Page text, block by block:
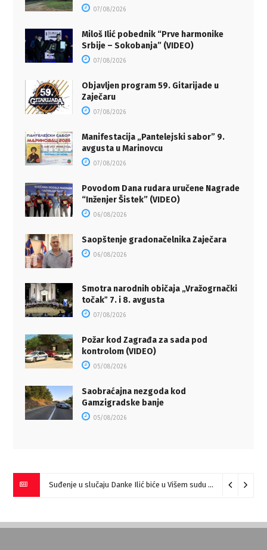
07/08/2026
Miloš Ilić pobednik “Prve harmonike
Srbije – Sokobanja” (VIDEO)
07/08/2026
Objavljen program 59. Gitarijade u
Zaječaru
07/08/2026
Manifestacija „Pantelejski sabor” 9.
avgusta u Marinovcu
07/08/2026
Povodom Dana rudara uručene Nagrade
“Inženjer Šistek” (VIDEO)
06/08/2026
Saopštenje gradonačelnika Zaječara
06/08/2026
Smotra narodnih običaja „Vražogrnački
točakˮ 7. i 8. avgusta
07/08/2026
Požar kod Zagrađa za sada pod
kontrolom (VIDEO)
05/08/2026
Saobraćajna nezgoda kod
Gamzigradske banje
05/08/2026
Suđenje u slučaju Danke Ilić biće u Višem sudu u Negotinu?